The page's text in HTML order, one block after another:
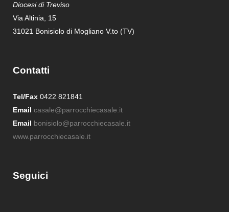
Diocesi di Treviso
Via Altinia, 15
31021 Bonisiolo di Mogliano V.to (TV)
Contatti
Tel/Fax 0422 821841
Email casale@parrocchiecasale.it
Email bonisiolo@parrocchiecasale.it
www.parrocchiecasale.it
Seguici